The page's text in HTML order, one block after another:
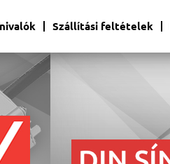
Szállítási feltételek